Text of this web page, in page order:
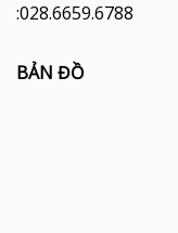
:028.6659.6788
BẢN ĐỒ